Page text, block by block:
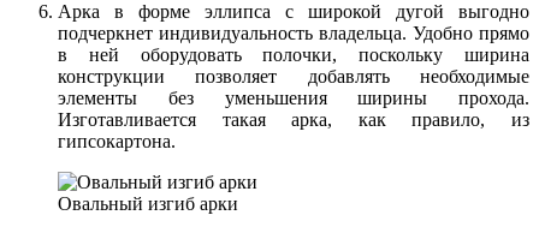
Арка в форме эллипса с широкой дугой выгодно
подчеркнет индивидуальность владельца. Удобно прямо
в ней оборудовать полочки, поскольку ширина
конструкции позволяет добавлять необходимые
элементы без уменьшения ширины прохода.
Изготавливается такая арка, как правило, из
гипсокартона.
Овальный изгиб арки